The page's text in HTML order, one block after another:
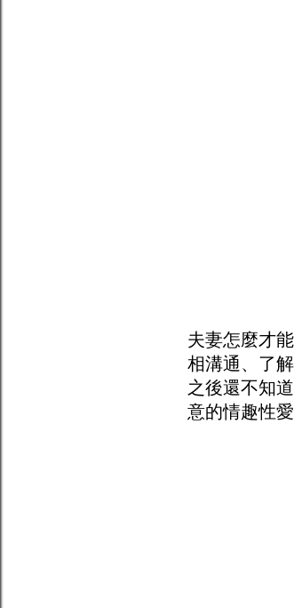
夫妻怎麼才
相溝通、了
之後還不知
意的情趣性愛